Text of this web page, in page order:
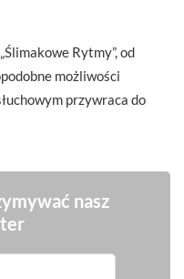
Rytmy”, od
możliwości
przywraca do
nasz